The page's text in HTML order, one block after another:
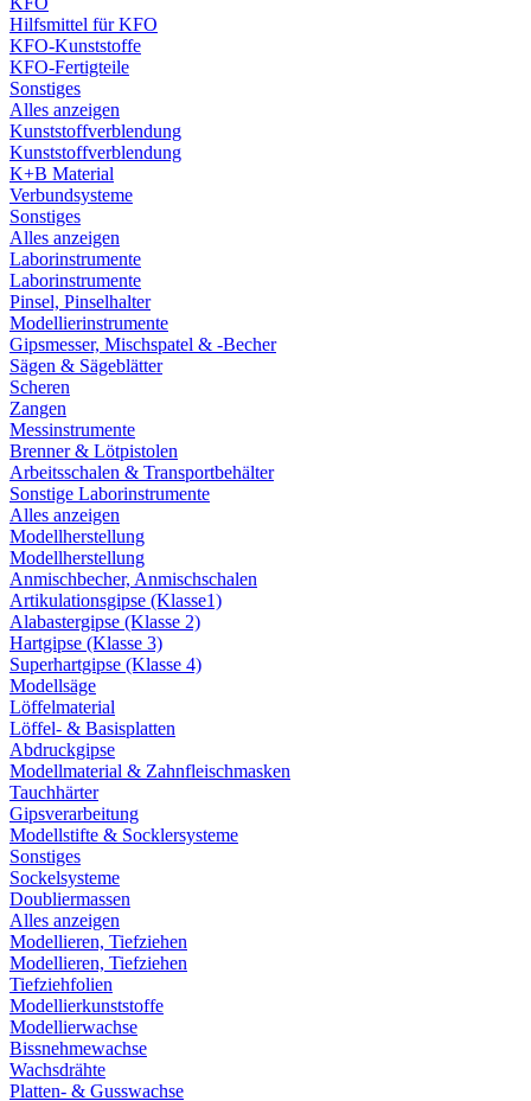
Hilfsmittel für KFO
KFO-Kunststoffe
KFO-Fertigteile
Sonstiges
Alles anzeigen
Kunststoffverblendung
Kunststoffverblendung
K+B Material
Verbundsysteme
Sonstiges
Alles anzeigen
Laborinstrumente
Laborinstrumente
Pinsel, Pinselhalter
Modellierinstrumente
Gipsmesser, Mischspatel & -Becher
Sägen & Sägeblätter
Scheren
Zangen
Messinstrumente
Brenner & Lötpistolen
Arbeitsschalen & Transportbehälter
Sonstige Laborinstrumente
Alles anzeigen
Modellherstellung
Modellherstellung
Anmischbecher, Anmischschalen
Artikulationsgipse (Klasse1)
Alabastergipse (Klasse 2)
Hartgipse (Klasse 3)
Superhartgipse (Klasse 4)
Modellsäge
Löffelmaterial
Löffel- & Basisplatten
Abdruckgipse
Modellmaterial & Zahnfleischmasken
Tauchhärter
Gipsverarbeitung
Modellstifte & Socklersysteme
Sonstiges
Sockelsysteme
Doubliermassen
Alles anzeigen
Modellieren, Tiefziehen
Modellieren, Tiefziehen
Tiefziehfolien
Modellierkunststoffe
Modellierwachse
Bissnehmewachse
Wachsdrähte
Platten- & Gusswachse